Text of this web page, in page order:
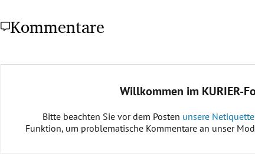
Kommentare